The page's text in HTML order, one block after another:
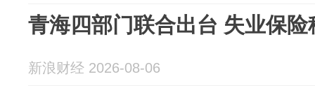
青海四部门联合出台 失业保
新浪财经 2026-08-06